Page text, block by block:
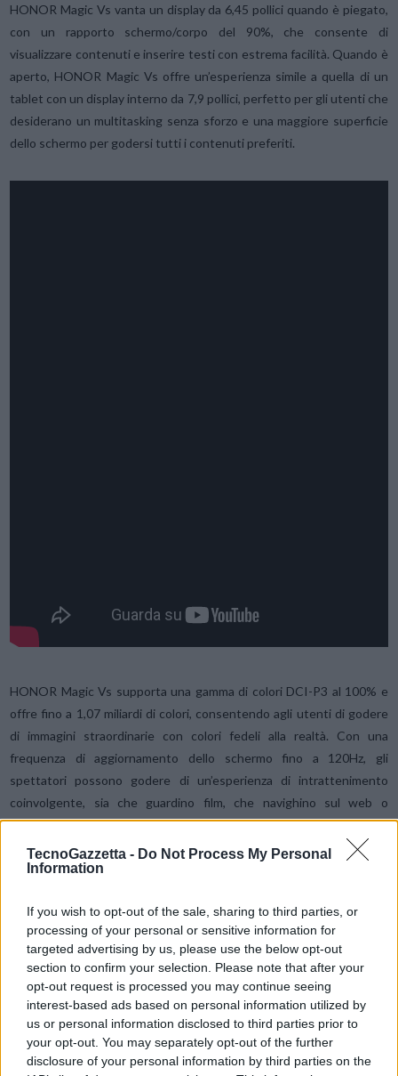
TecnoGazzetta - Do Not Process My Personal
Information
If you wish to opt-out of the sale, sharing to third parties, or
processing of your personal or sensitive information for
targeted advertising by us, please use the below opt-out
section to confirm your selection. Please note that after your
opt-out request is processed you may continue seeing
interest-based ads based on personal information utilized by
us or personal information disclosed to third parties prior to
your opt-out. You may separately opt-out of the further
disclosure of your personal information by third parties on the
HONOR Magic Vs vanta un display da 6,45 pollici quando è piegato,
con un rapporto schermo/corpo del 90%, che consente di
visualizzare contenuti e inserire testi con estrema facilità. Quando è
aperto, HONOR Magic Vs offre un’esperienza simile a quella di un
tablet con un display interno da 7,9 pollici, perfetto per gli utenti che
desiderano un multitasking senza sforzo e una maggiore superficie
dello schermo per godersi tutti i contenuti preferiti.
HONOR Magic Vs supporta una gamma di colori DCI-P3 al 100% e
offre fino a 1,07 miliardi di colori, consentendo agli utenti di godere
di immagini straordinarie con colori fedeli alla realtà. Con una
frequenza di aggiornamento dello schermo fino a 120Hz, gli
spettatori possono godere di un’esperienza di intrattenimento
coinvolgente, sia che guardino film, che navighino sul web o
giochino.
Grazie alle soluzioni professionali per il comfort degli occhi, HONOR
schermo in modo intelligente e dinamico per ridurre l’affaticamento
degli occhi causato da un uso prolungato dello schermo. HONOR
Magic Vs offre anche una nuovissima funzione, il Circadian Night
Display, che riduce efficacemente gli effetti negativi della luce blu e
aiuta gli utenti a migliorare la qualità del sonno e ad essere più
energici e produttivi durante il giorno. Entrambi gli schermi di
HONOR Magic Vs sono dotati di tecnologia PWM Dimming a 1920